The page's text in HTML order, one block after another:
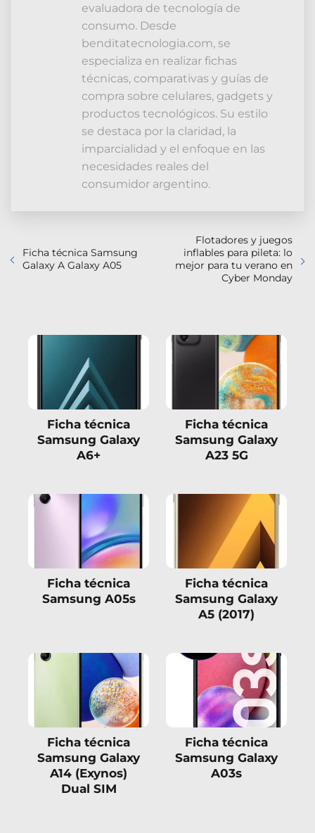
evaluadora de tecnología de
consumo. Desde
benditatecnologia.com, se
especializa en realizar fichas
técnicas, comparativas y guías de
compra sobre celulares, gadgets y
productos tecnológicos. Su estilo
se destaca por la claridad, la
imparcialidad y el enfoque en las
necesidades reales del
consumidor argentino.
Ficha técnica Samsung
Galaxy A Galaxy A05
Flotadores y juegos
inflables para pileta: lo
mejor para tu verano en
Cyber Monday
Ficha técnica
Samsung Galaxy
A6+
Ficha técnica
Samsung Galaxy
A23 5G
Ficha técnica
Samsung A05s
Ficha técnica
Samsung Galaxy
A5 (2017)
Ficha técnica
Samsung Galaxy
A14 (Exynos)
Dual SIM
Ficha técnica
Samsung Galaxy
A03s